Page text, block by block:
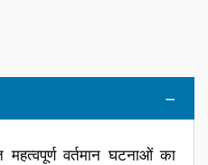
वर्तमान घटनाओं का